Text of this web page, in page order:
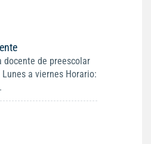
docente de preescolar
a viernes Horario: